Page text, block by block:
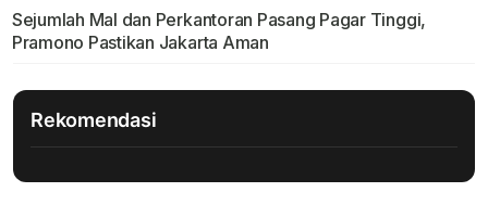
Sejumlah Mal dan Perkantoran Pasang Pagar Tinggi,
Pramono Pastikan Jakarta Aman
Rekomendasi